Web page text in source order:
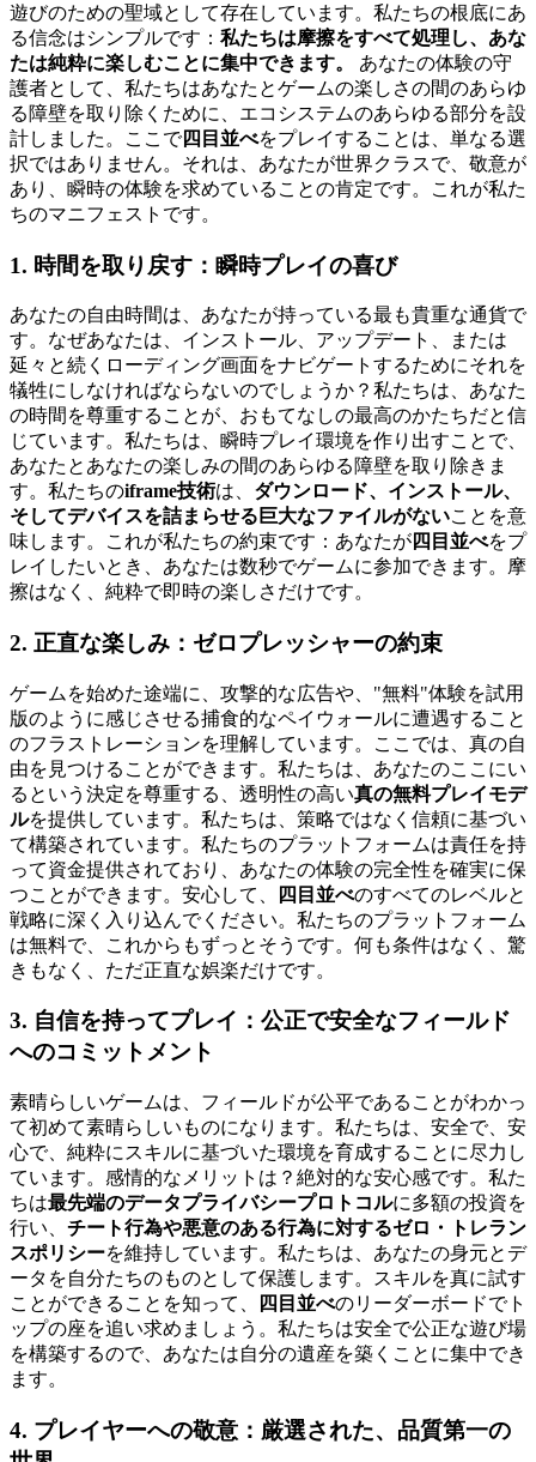
遊びのための聖域として存在しています。私たちの根底にあ
る信念はシンプルです： 私たちは摩擦をすべて処理し、あな
たは純粋に楽しむことに集中できます。
あなたの体験の守
護者として、私たちはあなたとゲームの楽しさの間のあらゆ
る障壁を取り除くために、エコシステムのあらゆる部分を設
計しました。ここで四目並べをプレイすることは、単なる選
択ではありません。それは、あなたが世界クラスで、敬意が
あり、瞬時の体験を求めていることの肯定です。これが私た
ちのマニフェストです。
1. 時間を取り戻す：瞬時プレイの喜び
あなたの自由時間は、あなたが持っている最も貴重な通貨で
す。なぜあなたは、インストール、アップデート、または
延々と続くローディング画面をナビゲートするためにそれを
犠牲にしなければならないのでしょうか？私たちは、あなた
の時間を尊重することが、おもてなしの最高のかたちだと信
じています。私たちは、瞬時プレイ環境を作り出すことで、
あなたとあなたの楽しみの間のあらゆる障壁を取り除きま
す。私たちのiframe技術は、 ダウンロード、インストール、
そしてデバイスを詰まらせる巨大なファイルがないことを意
味します。これが私たちの約束です：あなたが四目並べをプ
レイしたいとき、あなたは数秒でゲームに参加できます。摩
擦はなく、純粋で即時の楽しさだけです。
2. 正直な楽しみ：ゼロプレッシャーの約束
ゲームを始めた途端に、攻撃的な広告や、"無料"体験を試用
版のように感じさせる捕食的なペイウォールに遭遇すること
のフラストレーションを理解しています。ここでは、真の自
由を見つけることができます。私たちは、あなたのここにい
るという決定を尊重する、透明性の高い真の無料プレイモデ
ルを提供しています。私たちは、策略ではなく信頼に基づい
て構築されています。私たちのプラットフォームは責任を持
って資金提供されており、あなたの体験の完全性を確実に保
つことができます。安心して、
四目並べのすべてのレベルと
戦略に深く入り込んでください。私たちのプラットフォーム
は無料で、これからもずっとそうです。何も条件はなく、驚
きもなく、ただ正直な娯楽だけです。
3. 自信を持ってプレイ：公正で安全なフィールド
へのコミットメント
素晴らしいゲームは、フィールドが公平であることがわかっ
て初めて素晴らしいものになります。私たちは、安全で、安
心で、純粋にスキルに基づいた環境を育成することに尽力し
ています。感情的なメリットは？絶対的な安心感です。私た
ちは最先端のデータプライバシープロトコルに多額の投資を
行い、 チート行為や悪意のある行為に対するゼロ・トレラン
スポリシーを維持しています。私たちは、あなたの身元とデ
ータを自分たちのものとして保護します。スキルを真に試す
ことができることを知って、
四目並べのリーダーボードでト
ップの座を追い求めましょう。私たちは安全で公正な遊び場
を構築するので、あなたは自分の遺産を築くことに集中でき
ます。
4. プレイヤーへの敬意：厳選された、品質第一の